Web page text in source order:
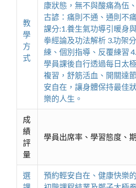
教
學
方
式
康狀態，無不與酸痛為伍
古諺：痛則不通、通則不
課分:1.養生氣功導引暖身
拳經論及功法解析 3.功架
練、個別指導、反覆練習
學員課後自行透過每日太
複習，舒筋活血、開關達
安自在，讓身體保持最佳
樂的人生。
成
績
評
量
學員出席率、學習態度、
選
預約輕安自在、健康快樂